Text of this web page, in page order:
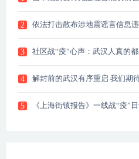
2 依法打击散布涉地震谣言信息
3 社区战“疫”心声：武汉人真的
4 解封前的武汉有序重启 我们期
5 《上海街镇报告》一线战“疫”